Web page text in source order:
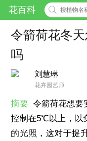
花百科
令箭荷花冬
吗
刘慧琳
花卉园艺师
摘要 令箭荷花想要
控制在5℃以上，以
的光照，这对于提